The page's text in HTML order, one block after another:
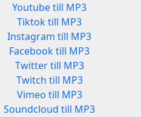
Youtube till MP3
Tiktok till MP3
Instagram till MP3
Facebook till MP3
Twitter till MP3
Twitch till MP3
Vimeo till MP3
Soundcloud till MP3